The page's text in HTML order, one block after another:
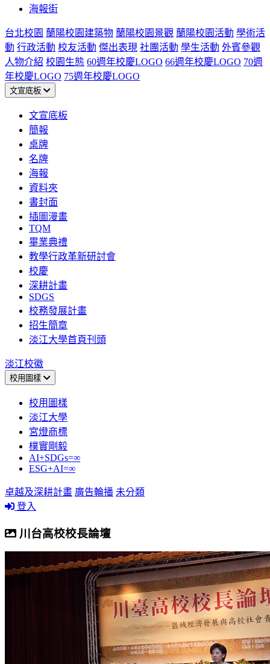
海報街
台北校園 蘭陽校園建築物 蘭陽校園景觀 蘭陽校園活動 學術活
動 行政活動 校友活動 傑出表現 社團活動 學生活動 外賓參觀
人物介紹 校園生態 60週年校慶LOGO 66週年校慶LOGO 70週
年校慶LOGO 75週年校慶LOGO
文宣底板
文宣底板
簡報
桌牌
名牌
海報
資料夾
書封面
插圖漫畫
TQM
畢業典禮
教學行政革新研討會
校慶
深耕計畫
SDGS
校務發展計畫
招生簡章
淡江大學首頁刊頭
淡江校徽
校用圖樣
校用圖樣
淡江大學
宮燈商標
樸實剛毅
AI+SDGs=∞
ESG+AI=∞
卓越及深耕計畫 廣告輪播 未分類
登入
川台高校校長論壇